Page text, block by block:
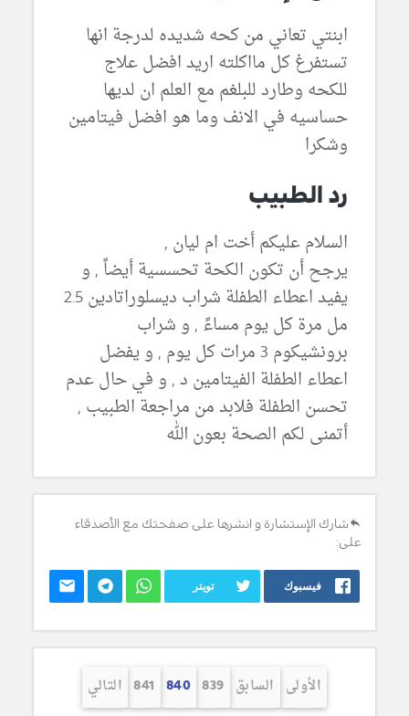
ابنتي تعاني من كحه شديده لدرجة انها
تستفرغ كل مااكلته اريد افضل علاج
للكحه وطارد للبلغم مع العلم ان لديها
حساسيه في الانف وما هو افضل فيتامين
وشكرا
رد الطبيب
السلام عليكم أخت ام ليان ,
يرجح أن تكون الكحة تحسسية أيضاً , و
يفيد اعطاء الطفلة شراب ديسلوراتادين 2.5
مل مرة كل يوم مساءً , و شراب
برونشيكوم 3 مرات كل يوم , و يفضل
اعطاء الطفلة الفيتامين د , و في حال عدم
تحسن الطفلة فلابد من مراجعة الطبيب ,
أتمنى لكم الصحة بعون الله
شارك الإستشارة و انشرها على صفحتك مع الأصدقاء
على:
فيسبوك تويتر
الأولى السابق 839
840
841 التالي